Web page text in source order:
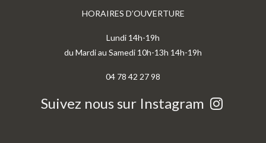
HORAIRES D’OUVERTURE
Lundi 14h-19h
du Mardi au Samedi 10h-13h 14h-19h
04 78 42 27 98
Suivez nous sur Instagram